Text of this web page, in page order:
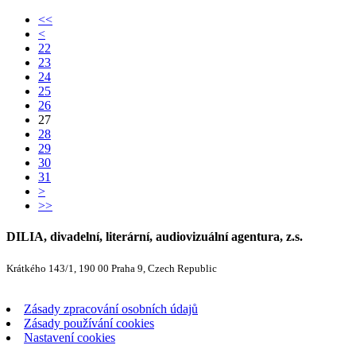
<<
<
22
23
24
25
26
27
28
29
30
31
>
>>
DILIA, divadelní, literární, audiovizuální agentura, z.s.
Krátkého 143/1, 190 00 Praha 9, Czech Republic
Zásady zpracování osobních údajů
Zásady používání cookies
Nastavení cookies